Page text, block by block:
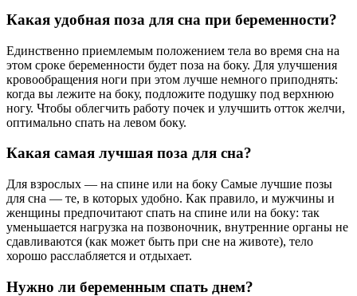
Какая удобная поза для сна при беременности?
Единственно приемлемым положением тела во время сна на
этом сроке беременности будет поза на боку. Для улучшения
кровообращения ноги при этом лучше немного приподнять:
когда вы лежите на боку, подложите подушку под верхнюю
ногу. Чтобы облегчить работу почек и улучшить отток желчи,
оптимально спать на левом боку.
Какая самая лучшая поза для сна?
Для взрослых — на спине или на боку Самые лучшие позы
для сна — те, в которых удобно. Как правило, и мужчины и
женщины предпочитают спать на спине или на боку: так
уменьшается нагрузка на позвоночник, внутренние органы не
сдавливаются (как может быть при сне на животе), тело
хорошо расслабляется и отдыхает.
Нужно ли беременным спать днем?